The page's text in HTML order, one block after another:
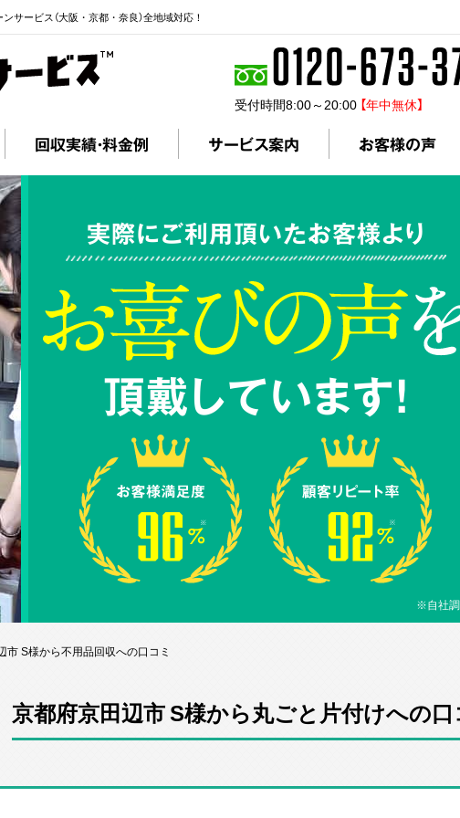
サービス（大阪・京都・奈良）全地域対応！
受付時間8:00～20:00 【年中無休】
回収実績・料金例 サービス案内 お客様の声
実際にご利用頂いたお客様より
頂戴しています!
※自社
市 S様から不用品回収への口コミ
京都府京田辺市 S様から丸ごと片付けへの